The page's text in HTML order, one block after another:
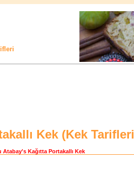
Kek (Kek Tarifleri
Atabay's Kağıtta Portakallı Kek